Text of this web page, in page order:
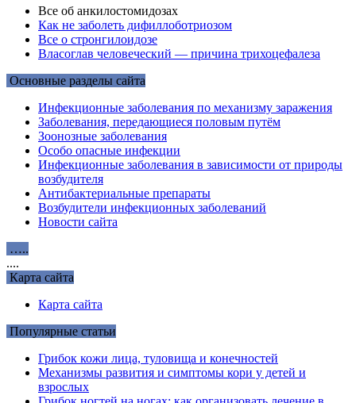
Все об анкилостомидозах
Как не заболеть дифиллоботриозом
Все о стронгилоидозе
Власоглав человеческий — причина трихоцефалеза
Основные разделы сайта
Инфекционные заболевания по механизму заражения
Заболевания, передающиеся половым путём
Зоонозные заболевания
Особо опасные инфекции
Инфекционные заболевания в зависимости от природы
возбудителя
Антибактериальные препараты
Возбудители инфекционных заболеваний
Новости сайта
…..
....
Карта сайта
Карта сайта
Популярные статьи
Грибок кожи лица, туловища и конечностей
Механизмы развития и симптомы кори у детей и
взрослых